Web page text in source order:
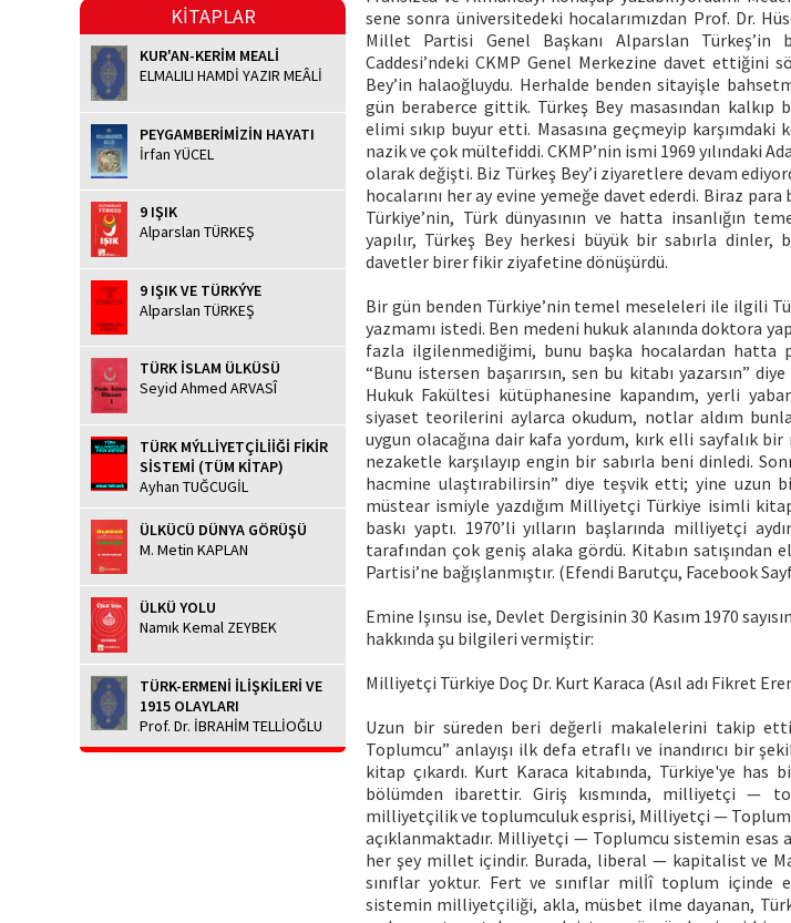
KİTAPLAR
KUR'AN-KERİM MEALİ
ELMALILI HAMDİ YAZIR MEÂLİ
PEYGAMBERİMİZİN HAYATI
İrfan YÜCEL
9 IŞIK
Alparslan TÜRKEŞ
9 IŞIK VE TÜRKÝYE
Alparslan TÜRKEŞ
TÜRK İSLAM ÜLKÜSÜ
Seyid Ahmed ARVASÎ
TÜRK MÝLLİYETÇİLİİĞİ FİKİR
SİSTEMİ (TÜM KİTAP)
Ayhan TUĞCUGİL
ÜLKÜCÜ DÜNYA GÖRÜŞÜ
M. Metin KAPLAN
ÜLKÜ YOLU
Namık Kemal ZEYBEK
TÜRK-ERMENİ İLİŞKİLERİ VE
1915 OLAYLARI
Prof. Dr. İBRAHİM TELLİOĞLU
sene sonra üniversitedeki hocalarımızdan Prof. Dr.
Millet Partisi Genel Başkanı Alparslan Türkeş’in
Caddesi’ndeki CKMP Genel Merkezine davet ettiğini
Bey’in halaoğluydu. Herhalde benden sitayişle
gün beraberce gittik. Türkeş Bey masasından kalkıp
elimi sıkıp buyur etti. Masasına geçmeyip
nazik ve çok mültefiddi. CKMP’nin ismi 1969 yılındaki
olarak değişti. Biz Türkeş Bey’i ziyaretlere devam
hocalarını her ay evine yemeğe davet ederdi. Biraz
Türkiye’nin, Türk dünyasının ve hatta insanlığın
yapılır, Türkeş Bey herkesi büyük bir sabırla dinler,
davetler birer fikir ziyafetine dönüşürdü.
Bir gün benden Türkiye’nin temel meseleleri ile ilgili
yazmamı istedi. Ben medeni hukuk alanında doktora
fazla ilgilenmediğimi, bunu başka hocalardan hatta
“Bunu istersen başarırsın, sen bu kitabı yazarsın”
Hukuk Fakültesi kütüphanesine kapandım, yerli
siyaset teorilerini aylarca okudum, notlar aldım
uygun olacağına dair kafa yordum, kırk elli sayfalık
nezaketle karşılayıp engin bir sabırla beni dinledi.
hacmine ulaştırabilirsin” diye teşvik etti; yine uzun
müstear ismiyle yazdığım Milliyetçi Türkiye isimli
baskı yaptı. 1970’li yılların başlarında milliyetçi
tarafından çok geniş alaka gördü. Kitabın
Partisi’ne bağışlanmıştır. (Efendi Barutçu, Facebook
Emine Işınsu ise, Devlet Dergisinin 30 Kasım 1970
hakkında şu bilgileri vermiştir:
Milliyetçi Türkiye Doç Dr. Kurt Karaca (Asıl adı Fikret
Uzun bir süreden beri değerli makalelerini takip
Toplumcu” anlayışı ilk defa etraflı ve inandırıcı bir
kitap çıkardı. Kurt Karaca kitabında, Türkiye'ye
bölümden ibarettir. Giriş kısmında, milliyetçi —
milliyetçilik ve toplumculuk esprisi, Milliyetçi —
açıklanmaktadır. Milliyetçi — Toplumcu sistemin esas
her şey millet içindir. Burada, liberal — kapitalist ve
sınıflar yoktur. Fert ve sınıflar milİî toplum içinde
sistemin milliyetçiliği, akla, müsbet ilme dayanan,